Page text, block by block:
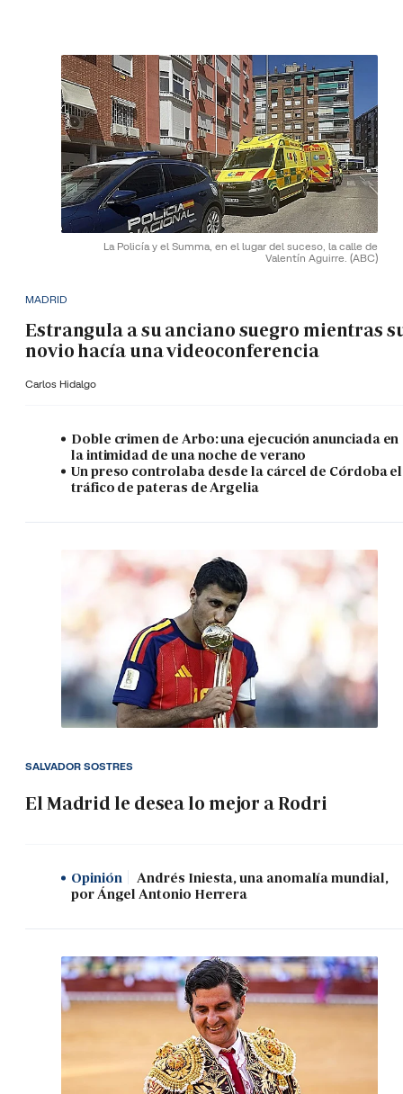
La Policía y el Summa, en el lugar del suceso, la calle de
Valentín Aguirre. (ABC)
MADRID
Estrangula a su anciano suegro mientras
novio hacía una videoconferencia
Carlos Hidalgo
Doble crimen de Arbo: una ejecución anunciada en
la intimidad de una noche de verano
Un preso controlaba desde la cárcel de Córdoba el
tráfico de pateras de Argelia
El Madrid le desea lo mejor a Rodri
SALVADOR SOSTRES
Opinión
Andrés Iniesta, una anomalía mundial,
por Ángel Antonio Herrera